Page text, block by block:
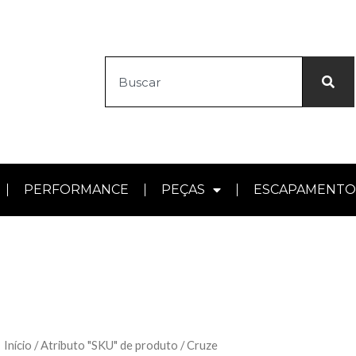
PERFORMANCE PEÇAS ESCAPAMENTO
Início / Atributo "SKU" de produto / Cruze